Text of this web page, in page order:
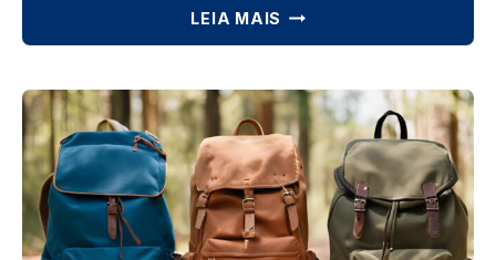
LEIA MAIS MELHOR
AS
7
MELHORES
PARA
VIAGEM
EM
2025